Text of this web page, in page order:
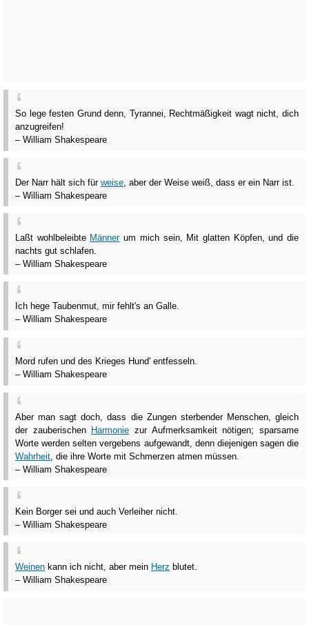
So lege festen Grund denn, Tyrannei, Rechtmäßigkeit wagt nicht, dich
anzugreifen!
– William Shakespeare
Der Narr hält sich für weise , aber der Weise weiß, dass er ein Narr ist.
– William Shakespeare
Laßt wohlbeleibte Männerum mich sein, Mit glatten Köpfen, und die
nachts gut schlafen.
– William Shakespeare
Ich hege Taubenmut, mir fehlt's an Galle.
– William Shakespeare
Mord rufen und des Krieges Hund' entfesseln.
– William Shakespeare
Aber man sagt doch, dass die Zungen sterbender Menschen, gleich
der zauberischen Harmonie zur Aufmerksamkeit nötigen; sparsame
Worte werden selten vergebens aufgewandt, denn diejenigen sagen die
Wahrheit , die ihre Worte mit Schmerzen atmen müssen.
– William Shakespeare
Kein Borger sei und auch Verleiher nicht.
– William Shakespeare
Weinen kann ich nicht, aber mein Herz blutet.
– William Shakespeare